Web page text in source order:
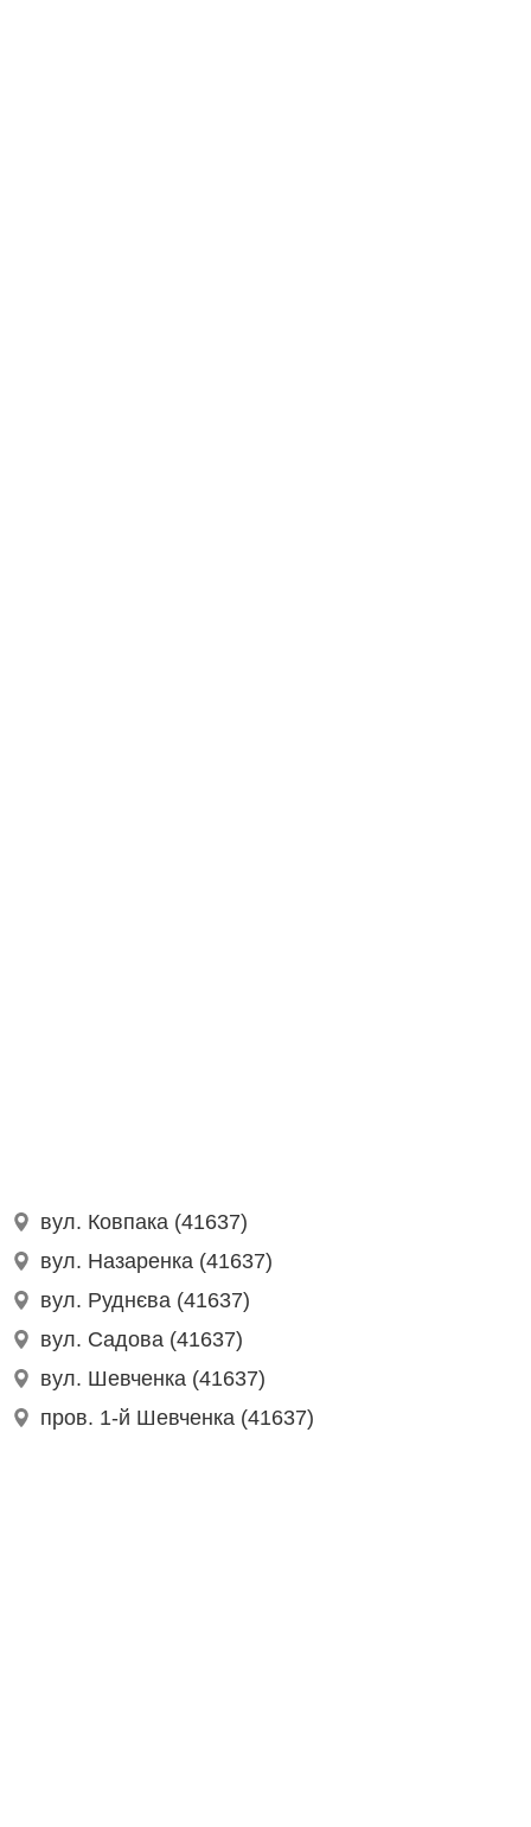
вул. Ковпака (41637)
вул. Назаренка (41637)
вул. Руднєва (41637)
вул. Садова (41637)
вул. Шевченка (41637)
пров. 1-й Шевченка (41637)